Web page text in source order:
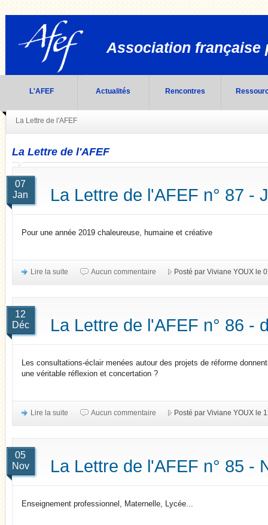
Association française
L'AFEF Actualités Rencontres
La Lettre de l'AFEF
La Lettre de l'AFEF
07
Jan
La Lettre de l'AFEF n° 87 -
Pour une année 2019 chaleureuse, humaine et créative
Lire la suite Aucun commentaire Posté par Viviane YOUX le
12
Déc
La Lettre de l'AFEF n° 86 -
Les consultations-éclair menées autour des projets de réforme
une véritable réflexion et concertation ?
Lire la suite Aucun commentaire Posté par Viviane YOUX le
05
Nov
La Lettre de l'AFEF n° 85 -
Enseignement professionnel, Maternelle, Lycée...